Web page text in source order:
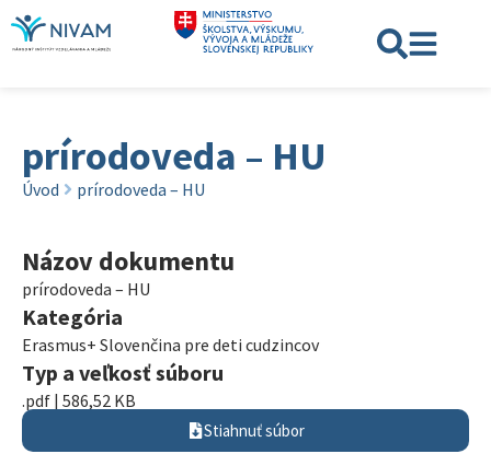
prírodoveda – HU
Úvod prírodoveda – HU
Názov dokumentu
prírodoveda – HU
Kategória
Erasmus+ Slovenčina pre deti cudzincov
Typ a veľkosť súboru
.pdf | 586,52 KB
Stiahnuť súbor